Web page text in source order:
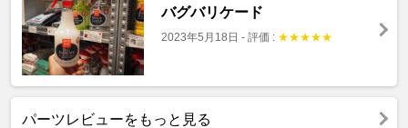
バグバリケード
2023年5月18日 - 評価 : ★★★★★
パーツレビューをもっと見る